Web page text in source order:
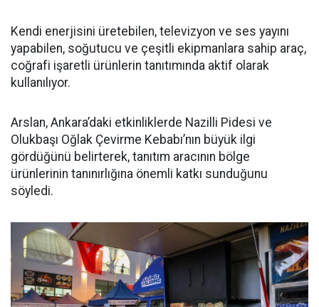
Kendi enerjisini üretebilen, televizyon ve ses yayını
yapabilen, soğutucu ve çeşitli ekipmanlara sahip araç,
coğrafi işaretli ürünlerin tanıtımında aktif olarak
kullanılıyor.
Arslan, Ankara’daki etkinliklerde Nazilli Pidesi ve
Olukbaşı Oğlak Çevirme Kebabı’nın büyük ilgi
gördüğünü belirterek, tanıtım aracının bölge
ürünlerinin tanınırlığına önemli katkı sunduğunu
söyledi.